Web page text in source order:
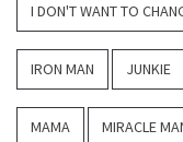
I DON'T WANT TO
IRON MAN JUNKIE
MAMA MIRACLE